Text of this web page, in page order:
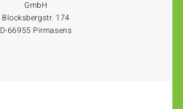
GmbH
Blocksbergstr. 174
D-66955 Pirmasens